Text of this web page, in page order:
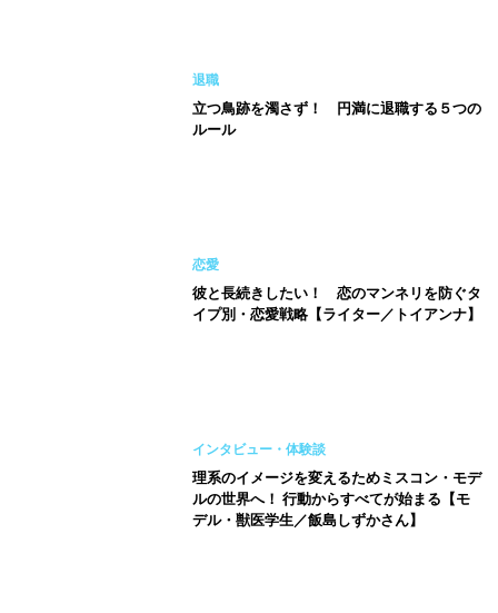
退職
立つ鳥跡を濁さず！ 円満に退職する５つの
ルール
恋愛
彼と長続きしたい！ 恋のマンネリを防ぐタ
イプ別・恋愛戦略【ライター／トイアンナ】
インタビュー・体験談
理系のイメージを変えるためミスコン・モデ
ルの世界へ！ 行動からすべてが始まる【モ
デル・獣医学生／飯島しずかさん】